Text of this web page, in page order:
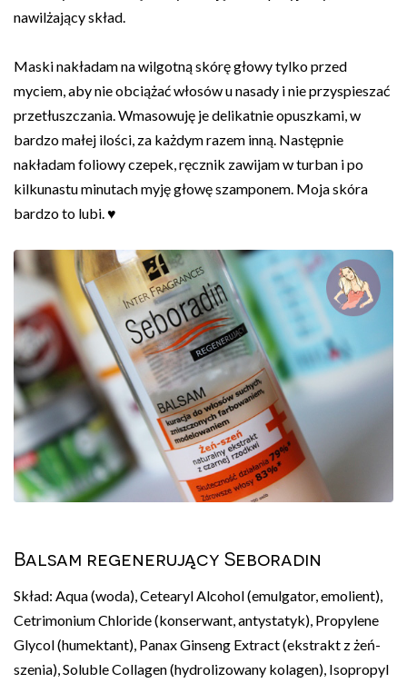
nawilżający skład.
Maski nakładam na wilgotną skórę głowy tylko przed
myciem, aby nie obciążać włosów u nasady i nie przyspieszać
przetłuszczania. Wmasowuję je delikatnie opuszkami, w
bardzo małej ilości, za każdym razem inną. Następnie
nakładam foliowy czepek, ręcznik zawijam w turban i po
kilkunastu minutach myję głowę szamponem. Moja skóra
bardzo to lubi. ♥
Balsam regenerujący Seboradin
Skład: Aqua (woda), Cetearyl Alcohol (emulgator, emolient),
Cetrimonium Chloride (konserwant, antystatyk), Propylene
Glycol (humektant), Panax Ginseng Extract (ekstrakt z żeń-
szenia), Soluble Collagen (hydrolizowany kolagen), Isopropyl